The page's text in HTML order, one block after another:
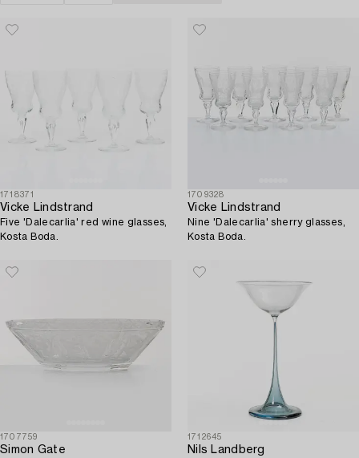
1718371
Vicke Lindstrand
Five 'Dalecarlia' red wine glasses,
Kosta Boda.
1709328
Vicke Lindstrand
Nine 'Dalecarlia' sherry glasses,
Kosta Boda.
1707759
Simon Gate
1712645
Nils Landberg